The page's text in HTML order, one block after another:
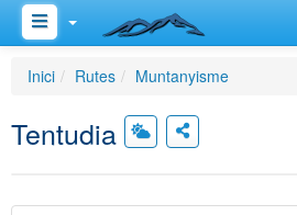
Inici Rutes Muntanyisme
Tentudia